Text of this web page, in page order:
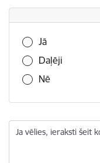
Vai šī informācija
Jā
Daļēji
Nē
Ja vēlies, ieraksti šeit